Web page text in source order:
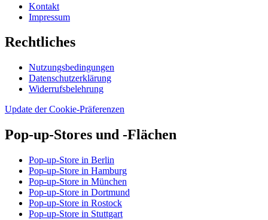
Kontakt
Impressum
Rechtliches
Nutzungsbedingungen
Datenschutzerklärung
Widerrufsbelehrung
Update der Cookie-Präferenzen
Pop-up-Stores und -Flächen
Pop-up-Store in Berlin
Pop-up-Store in Hamburg
Pop-up-Store in München
Pop-up-Store in Dortmund
Pop-up-Store in Rostock
Pop-up-Store in Stuttgart